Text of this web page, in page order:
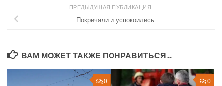
ПРЕДЫДУЩАЯ ПУБЛИКАЦИЯ
Покричали и успокоились
ВАМ МОЖЕТ ТАКЖЕ ПОНРАВИТЬСЯ...
0 0